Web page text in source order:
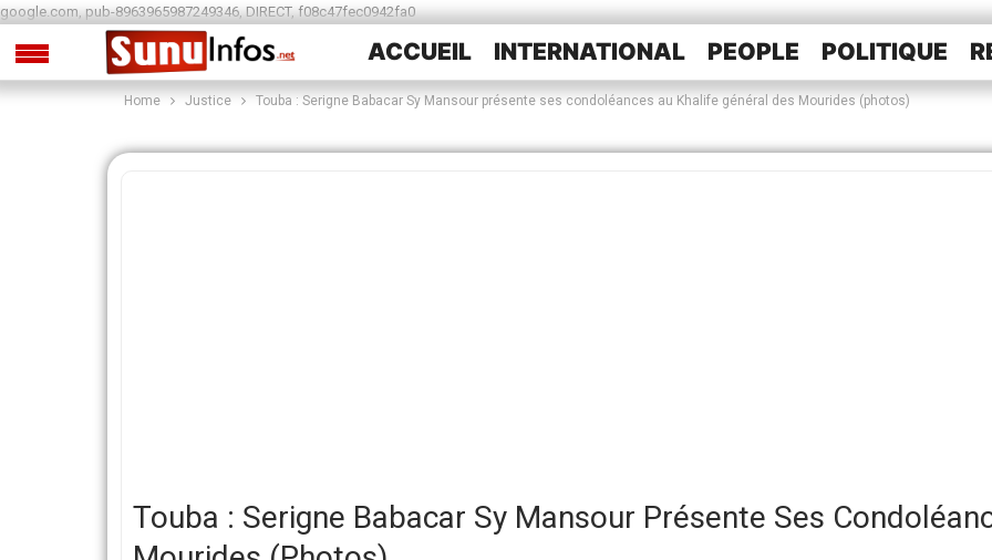
google.com, pub-8963965987249346, DIRECT, f08c47fec0942fa0
ACCUEIL INTERNATIONAL PEOPLE POLITIQUE
SPORTS
Home Justice Touba : Serigne Babacar Sy Mansour présente ses condoléances au Khalife général des Mourides (photos)
Touba : Serigne Babacar Sy Mansour Présente Ses